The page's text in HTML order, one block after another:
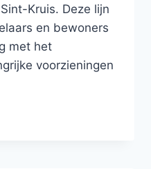
Kruis. Deze lijn
en bewoners
met het
voorzieningen